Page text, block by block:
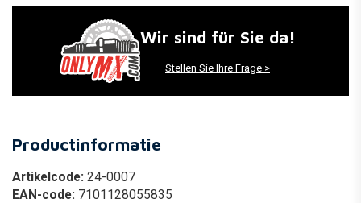
Wir sind für Sie da!
Stellen Sie Ihre Frage >
Productinformatie
Artikelcode: 24-0007
EAN-code: 7101128055835